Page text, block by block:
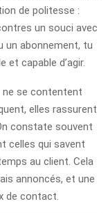
de politesse :
un souci avec
un abonnement, tu
et capable d’agir.
ne se contentent
elles rassurent
constate souvent
celles qui savent
au client. Cela
annoncés, et une
de contact.